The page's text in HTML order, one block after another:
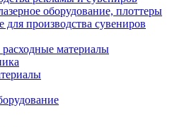
оборудование, плоттеры
для производства сувениров
материалы